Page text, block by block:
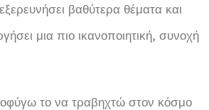
βαθύτερα θέματα και
μια πιο ικανοποιητική, συνοχή
το να τραβηχτώ στον κόσμο